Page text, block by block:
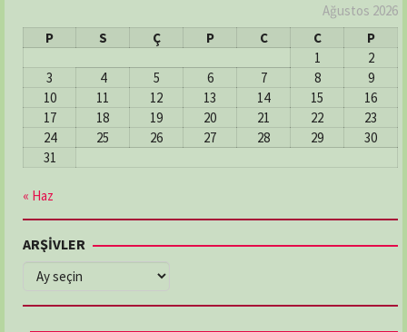
Ağustos 2026
P
S Ç P C C
P
1
2
3
4 5 6 7 8
9
10
11 12 13 14 15
16
17
18 19 20 21 22
23
24
25 26 27 28 29
30
31
« Haz
ARŞİVLER
ARŞİVLER